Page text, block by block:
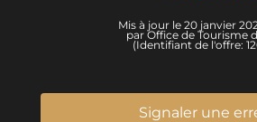
Mis à jour le 20 janvier
par Office de Tourisme
(Identifiant de l'offre:
Signaler une